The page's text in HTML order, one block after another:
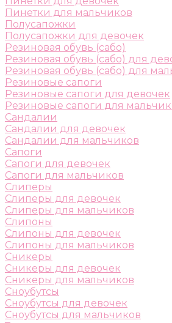
Пинетки для мальчиков
Полусапожки
Полусапожки для девочек
Резиновая обувь (сабо)
Резиновая обувь (сабо) для
Резиновая обувь (сабо) для
Резиновые сапоги
Резиновые сапоги для девочек
Резиновые сапоги для
Сандалии
Сандалии для девочек
Сандалии для мальчиков
Сапоги
Сапоги для девочек
Сапоги для мальчиков
Слиперы
Слиперы для девочек
Слиперы для мальчиков
Слипоны
Слипоны для девочек
Слипоны для мальчиков
Сникеры
Сникеры для девочек
Сникеры для мальчиков
Сноубутсы
Сноубутсы для девочек
Сноубутсы для мальчиков